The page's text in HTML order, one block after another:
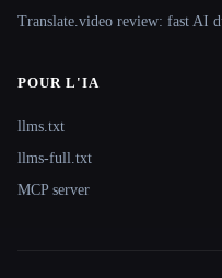
Translate.video review: fast AI
POUR L'IA
llms.txt
llms-full.txt
MCP server